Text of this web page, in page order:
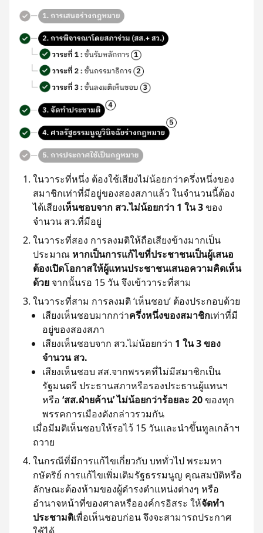
ในวาระที่หนึ่ง ต้องใช้เสียงไม่น้อยกว่าครึ่งหนึ่งของ
สมาชิกเท่าที่มีอยู่ของสองสภาแล้ว ในจำนวนนี้ต้อง
ได้เสียงเห็นชอบจาก สว.ไม่น้อยกว่า 1 ใน 3ของ
จำนวน สว.ที่มีอยู่
ในวาระที่สอง การลงมติให้ถือเสียงข้างมากเป็น
ประมาณ หากเป็นการแก้ไขที่ประชาชนเป็นผู้เสนอ
ต้องเปิดโอกาสให้ผู้แทนประชาชนเสนอความคิดเห็น
ด้วย จากนั้นรอ 15 วัน จึงเข้าวาระที่สาม
ในวาระที่สาม การลงมติ ‘เห็นชอบ’ ต้องประกอบด้วย
เสียงเห็นชอบมากกว่าครึ่งหนึ่งของสมาชิกเท่าที่มี
อยู่ของสองสภา
เสียงเห็นชอบจาก สว.ไม่น้อยกว่า 1 ใน 3 ของ
จำนวน สว.
เสียงเห็นชอบ สส.จากพรรคที่ไม่มีสมาชิกเป็น
รัฐมนตรี ประธานสภาหรือรองประธานผู้แทนฯ
หรือ ‘สส.ฝ่ายค้าน’ ไม่น้อยกว่าร้อยละ 20ของทุก
พรรคการเมืองดังกล่าวรวมกัน
เมื่อมีมติเห็นชอบให้รอไว้ 15 วันและนำขึ้นทูลเกล้าฯ
ถวาย
ในกรณีที่มีการแก้ไขเกี่ยวกับ บททั่วไป พระมหา
กษัตริย์ การแก้ไขเพิ่มเติมรัฐธรรมนูญ คุณสมบัติหรือ
ลักษณะต้องห้ามของผู้ดำรงตำแหน่งต่างๆ หรือ
อำนาจหน้าที่ของศาลหรือองค์กรอิสระ ให้จัดทำ
ประชามติเพื่อเห็นชอบก่อน จึงจะสามารถประกาศ